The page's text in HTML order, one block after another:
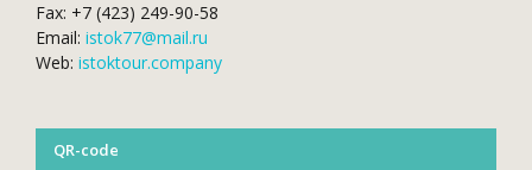
Fax: +7 (423) 249-90-58
Email: istok77@mail.ru
Web: istoktour.company
QR-code